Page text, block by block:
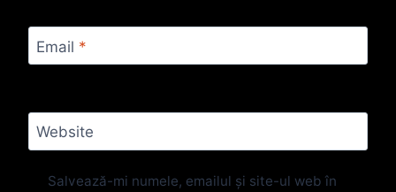
Email *
Website
Salvează-mi numele, emailul și site-ul web în